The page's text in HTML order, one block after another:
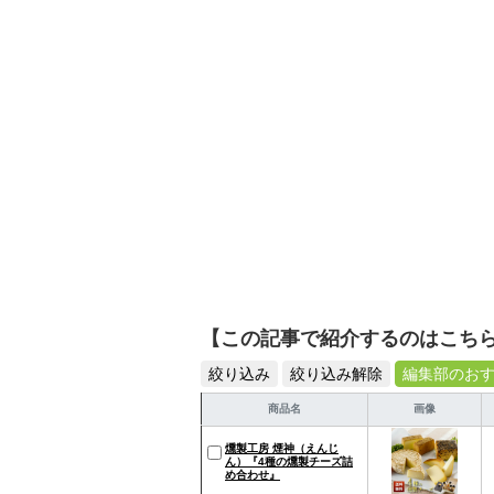
【この記事で紹介するのはこち
絞り込み 絞り込み解除 編集部のお
商品名 画像
燻製工房 煙神（えんじ
ん）『4種の燻製チーズ詰
め合わせ』